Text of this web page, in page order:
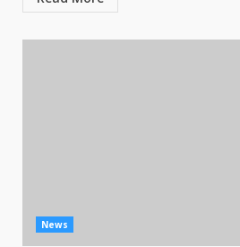
News